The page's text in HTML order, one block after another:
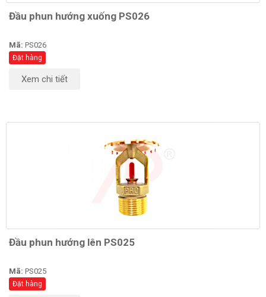
Đầu phun hướng xuống PS026
Mã: PS026
Đặt hàng
Xem chi tiết
Đầu phun hướng lên PS025
Mã: PS025
Đặt hàng